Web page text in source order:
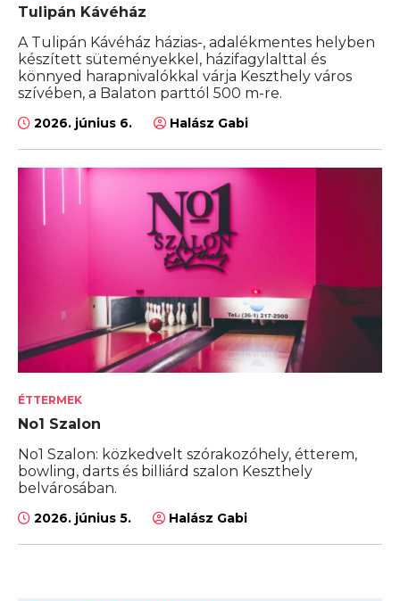
Tulipán Kávéház
A Tulipán Kávéház házias-, adalékmentes helyben
készített süteményekkel, házifagylalttal és
könnyed harapnivalókkal várja Keszthely város
szívében, a Balaton parttól 500 m-re.
2026. június 6. Halász Gabi
ÉTTERMEK
No1 Szalon
No1 Szalon: közkedvelt szórakozóhely, étterem,
bowling, darts és billiárd szalon Keszthely
belvárosában.
2026. június 5. Halász Gabi